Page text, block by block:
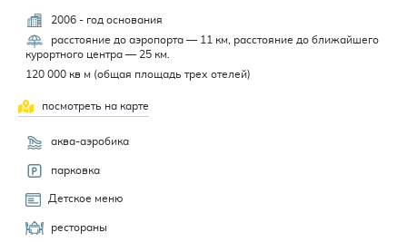
2006 - год основания
расстояние до аэропорта — 11 км, расстояние до ближайшего
курортного центра — 25 км.
120 000 кв м (общая площадь трех отелей)
посмотреть на карте
аква-аэробика
парковка
Детское меню
рестораны